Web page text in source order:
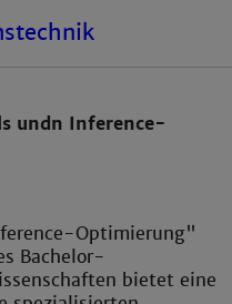
undn Inference-
Optimierung"
Bachelor-
bietet eine